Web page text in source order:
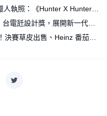
執照：《Hunter X Hunter》
報網
電瓩設計獎，展開新一代設
賽草皮出售、Heinz 番茄醬